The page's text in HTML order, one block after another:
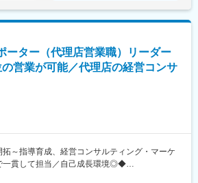
施
の策定
ーター（代理店営業職）リーダー
営業が可能／代理店の経営コンサ
～指導育成、経営コンサルティング・マーケ
一貫して担当／自己成長環境◎◆